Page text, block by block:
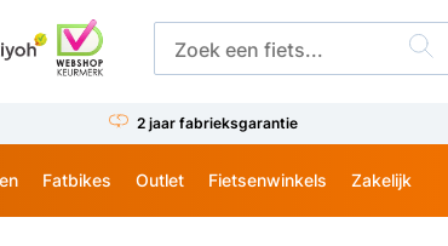
2 jaar fabrieksgarantie
Fatbikes Outlet Fietsenwinkels Zakelijk